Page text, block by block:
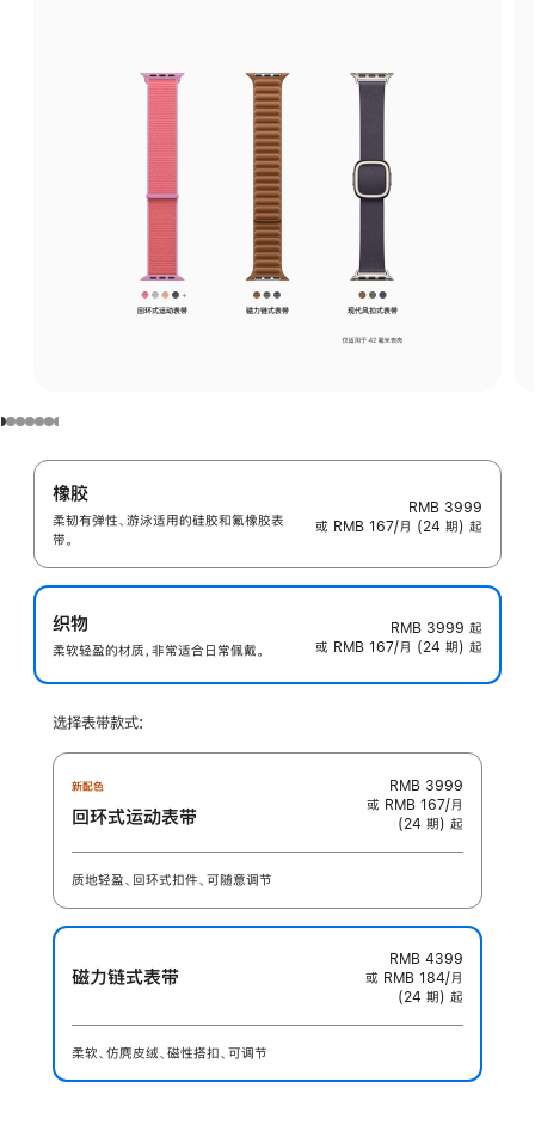
橡胶
柔韧有弹性、游泳适用的硅胶和氟橡胶表
带。
RMB 3999
或 RMB 167/月 (24 期) 起
织物
柔软轻盈的材质，非常适合日常佩戴。
RMB 3999 起
或 RMB 167/月 (24 期) 起
选择表带款式:
新配色
回环式运动表带
RMB 3999
或 RMB 167/月
(24 期) 起
质地轻盈、回环式扣件、可随意调节
磁力链式表带
RMB 4399
或 RMB 184/月
(24 期) 起
柔软、仿麂皮绒、磁性搭扣、可调节